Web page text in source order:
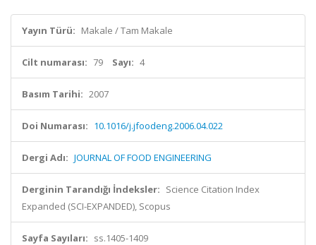
Yayın Türü: Makale / Tam Makale
Cilt numarası: 79 Sayı: 4
Basım Tarihi: 2007
Doi Numarası: 10.1016/j.jfoodeng.2006.04.022
Dergi Adı: JOURNAL OF FOOD ENGINEERING
Derginin Tarandığı İndeksler: Science Citation Index
Expanded (SCI-EXPANDED), Scopus
Sayfa Sayıları: ss.1405-1409